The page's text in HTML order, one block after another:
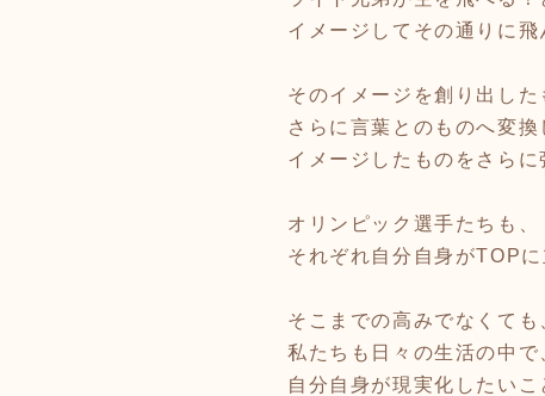
イメージしてその通りに
そのイメージを創り出した
さらに言葉とのものへ変換
イメージしたものをさらに
オリンピック選手たちも、
それぞれ自分自身がTOP
そこまでの高みでなくても
私たちも日々の生活の中で
自分自身が現実化したい